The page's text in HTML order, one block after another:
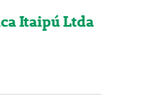
Itaipú Ltda